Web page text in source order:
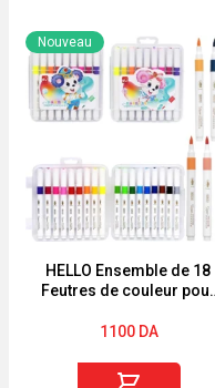
jeux
6
en
1
moche
et
méchant
HELLO Ensemble de 18
Feutres de couleur pour
plastique
Nouveau
1100 DA